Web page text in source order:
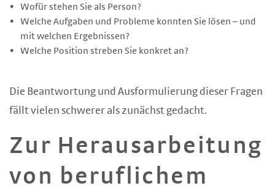
Wofür stehen Sie als Person?
Welche Aufgaben und Probleme konnten Sie lösen – und
mit welchen Ergebnissen?
Welche Position streben Sie konkret an?
Die Beantwortung und Ausformulierung dieser Fragen
fällt vielen schwerer als zunächst gedacht.
Zur Herausarbeitung
von beruflichem